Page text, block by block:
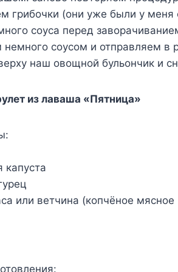
грибочки (они уже были у
соуса перед
соусом и отправляем в
наш овощной бульончик и
из лаваша «Пятница»
капуста
или ветчина (копчёное мясное